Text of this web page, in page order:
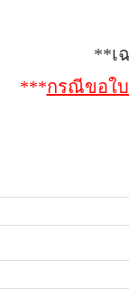
**เ
***กรณีขอใ